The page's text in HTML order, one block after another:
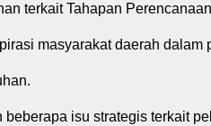
terkait Tahapan
masyarakat daerah
beberapa isu strategis terkait